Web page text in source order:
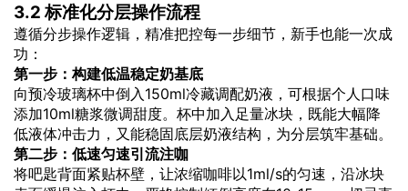
3.2 标准化分层操作流程
遵循分步操作逻辑，精准把控每一步细节，新手也能一次成
功：
第一步：构建低温稳定奶基底
向预冷玻璃杯中倒入150ml冷藏调配奶液，可根据个人口味
添加10ml糖浆微调甜度。杯中加入足量冰块，既能大幅降
低液体冲击力，又能稳固底层奶液结构，为分层筑牢基础。
第二步：低速匀速引流注咖
将吧匙背面紧贴杯壁，让浓缩咖啡以1ml/s的匀速，沿冰块